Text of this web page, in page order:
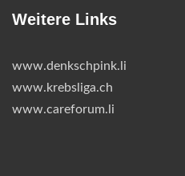
Weitere Links
www.denkschpink.li
www.krebsliga.ch
www.careforum.li